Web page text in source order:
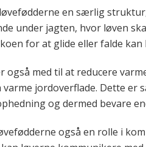
en særlig
under jagten, hvor løven
for at glide eller falde
også med til at reducere
varme jordoverflade. Dette
og dermed bevare
også en rolle i